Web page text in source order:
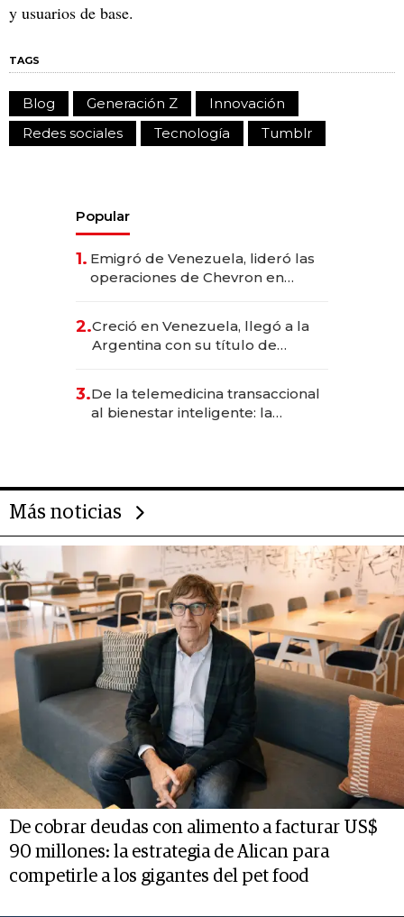
y usuarios de base.
TAGS
Blog Generación Z
Innovación
Redes sociales
Tecnología Tumblr
Popular
1. Emigró de Venezuela, lideró las
operaciones de Chevron en
2.Creció en Venezuela, llegó a la
Argentina con su título de
las marcas "fast premium"
3.De la telemedicina transaccional
al bienestar inteligente: la
Más noticias
De cobrar deudas con alimento a facturar US$
90 millones: la estrategia de Alican para
competirle a los gigantes del pet food